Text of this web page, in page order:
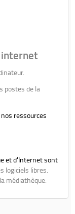
postes de la
nos ressources
et d'Internet sont
logiciels libres.
médiathèque.